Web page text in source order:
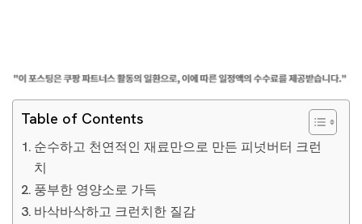
Table of Contents
순수하고 천연적인 재료만으로 만든 피넛버터 크런
치
풍부한 영양소로 가득
바삭바삭하고 크런치한 질감